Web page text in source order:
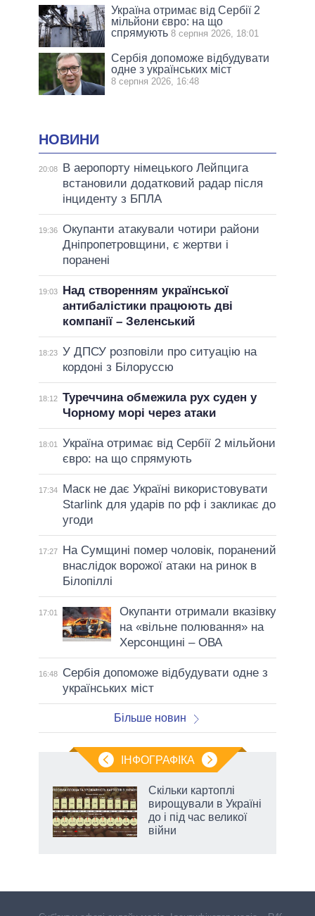
Україна отримає від Сербії 2
мільйони євро: на що
спрямують 8 серпня 2026, 18:01
Сербія допоможе відбудувати
одне з українських міст
8 серпня 2026, 16:48
НОВИНИ
20:08
В аеропорту німецького Лейпцига
встановили додатковий радар після
інциденту з БПЛА
19:36 Окупанти атакували чотири райони
Дніпропетровщини, є жертви і
поранені
19:03
Над створенням української
антибалістики працюють дві
компанії – Зеленський
18:23 У ДПСУ розповіли про ситуацію на
кордоні з Білоруссю
18:12 Туреччина обмежила рух суден у
Чорному морі через атаки
18:01
Україна отримає від Сербії 2 мільйони
євро: на що спрямують
17:34
Маск не дає Україні використовувати
Starlink для ударів по рф і закликає до
угоди
17:27
На Сумщині помер чоловік, поранений
внаслідок ворожої атаки на ринок в
Білопіллі
17:01
Окупанти отримали вказівку
на «вільне полювання» на
Херсонщині – ОВА
16:48
Сербія допоможе відбудувати одне з
українських міст
Більше новин
ІНФОГРАФІКА
Скільки картоплі
вирощували в Україні
до і під час великої
війни